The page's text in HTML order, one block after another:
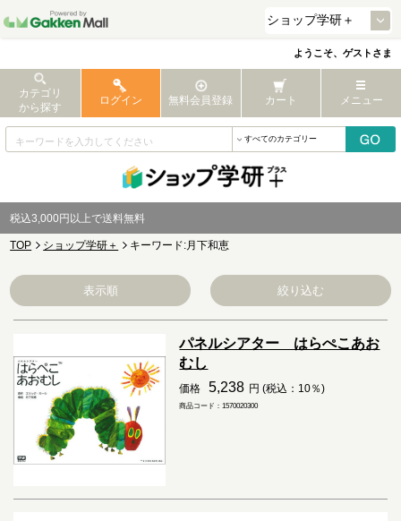
ようこそ、ゲストさま
カテゴリ
から探す
ログイン 無料会員登録 カート メニュー
税込3,000円以上で送料無料
TOP ショップ学研＋ キーワード:月下和恵
表示順 絞り込む
パネルシアター はらぺこあお
むし
価格 5,238 円 (税込：10％)
商品コード：1570020300